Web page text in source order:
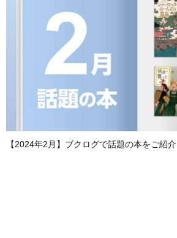
【2024年2月】ブクログで話題の本をご紹介